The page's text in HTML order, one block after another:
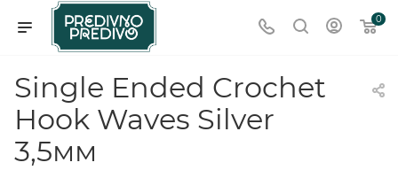
0
Single Ended Crochet
Hook Waves Silver
3,5мм